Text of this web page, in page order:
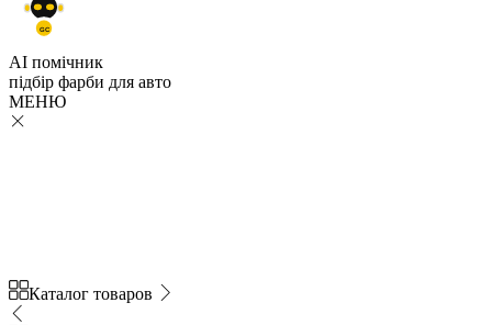
GC
AI помічник
підбір фарби для авто
МЕНЮ
Каталог товаров